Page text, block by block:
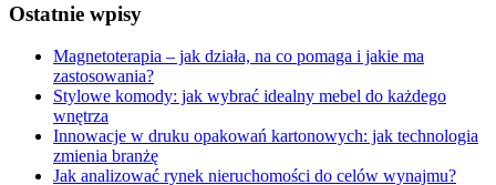
Ostatnie wpisy
Magnetoterapia – jak działa, na co pomaga i jakie ma
zastosowania?
Stylowe komody: jak wybrać idealny mebel do każdego
wnętrza
Innowacje w druku opakowań kartonowych: jak technologia
zmienia branżę
Jak analizować rynek nieruchomości do celów wynajmu?